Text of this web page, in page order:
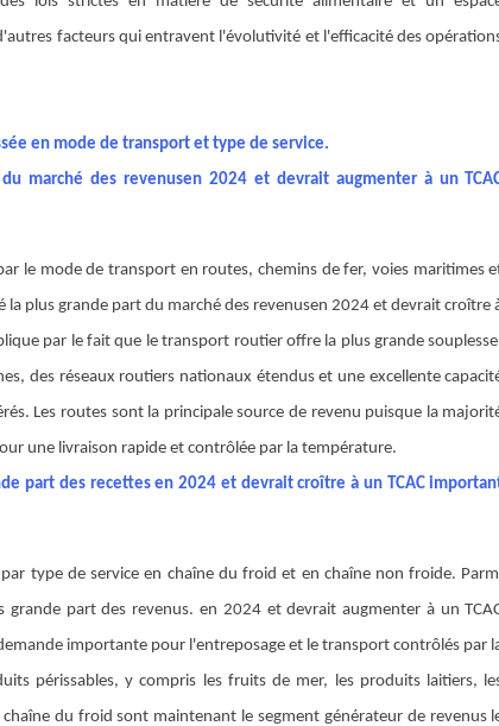
facteurs qui entravent l'évolutivité et l'efficacité des
en mode de transport et type de service.
marché des revenusen 2024 et devrait augmenter à un
le mode de transport en routes, chemins de fer, voies maritimes
la plus grande part du marché des revenusen 2024 et devrait croître
par le fait que le transport routier offre la plus grande
des réseaux routiers nationaux étendus et une excellente
Les routes sont la principale source de revenu puisque la
une livraison rapide et contrôlée par la température.
part des recettes en 2024 et devrait croître à un TCAC
type de service en chaîne du froid et en chaîne non froide.
grande part des revenus. en 2024 et devrait augmenter à un
importante pour l'entreposage et le transport contrôlés par
périssables, y compris les fruits de mer, les produits laitiers,
du froid sont maintenant le segment générateur de revenus